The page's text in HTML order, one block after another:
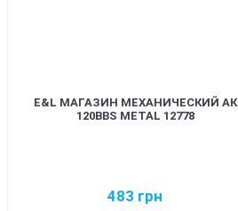
E&L МАГАЗИН МЕХАНИЧЕСКИЙ АК
120BBS METAL 12778
483 грн